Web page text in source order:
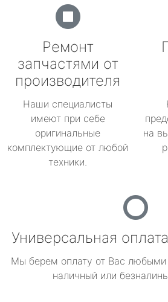
Ремонт
запчастями от
производителя
Наши специалисты
имеют при себе
оригинальные
комплектующие от любой
техники.
на
Универсальная
Мы берем оплату от Вас любыми
наличный или